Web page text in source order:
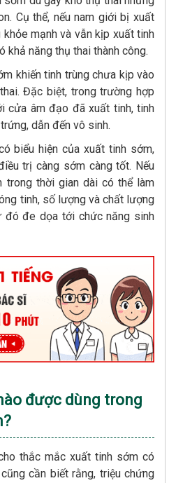
Cụ thể, nếu nam giới bị xuất
mạnh và vẫn kịp xuất tinh
khả năng thụ thai thành công.
khiến tinh trùng chưa kịp vào
Đặc biệt, trong trường hợp
cửa âm đạo đã xuất tinh, tinh
dẫn đến vô sinh.
biểu hiện của xuất tinh sớm,
trị càng sớm càng tốt. Nếu
trong thời gian dài có thể làm
tinh, số lượng và chất lượng
đó đe dọa tới chức năng sinh
được dùng trong
thắc mắc xuất tinh sớm có
cần biết rằng, triệu chứng